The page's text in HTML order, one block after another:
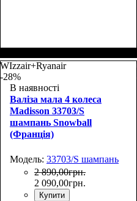
66х44х27
WIzzair+Ryanair
-28%
В наявності
Валіза мала 4 колеса
Madisson 33703/S
шампань Snowball
(Франція)
Модель: 33703/S шампань
2 890,00грн.
2 090,00грн.
Купити